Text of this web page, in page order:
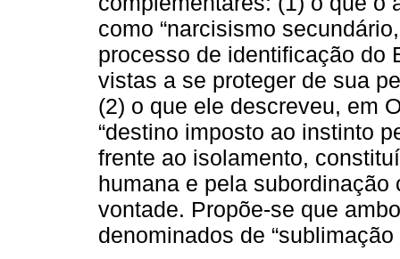
como “narcisismo
processo de identificação do
vistas a se proteger de sua
(2) o que ele descreveu, em
“destino imposto ao instinto
frente ao isolamento,
humana e pela
vontade. Propõe-se que
denominados de “sublimação